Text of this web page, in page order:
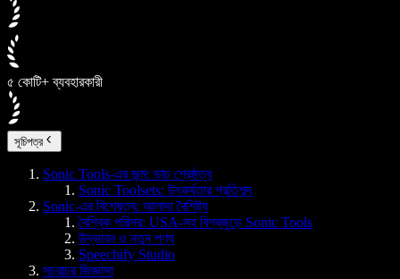
৫ কোটি+ ব্যবহারকারী
সূচিপত্র
Sonic Tools-এর জন্ম: ডাচ শ্রেষ্ঠত্ব
Sonic Toolsets: উৎকর্ষতার প্রতিশব্দ
Sonic-এর বিশেষত্ব: আলাদা বৈশিষ্ট্য
বৈশ্বিক পরিসর: USA-সহ বিশ্বজুড়ে Sonic Tools
উদ্ভাবন ও নতুন পণ্য
Speechify Studio
সচরাচর জিজ্ঞাসা